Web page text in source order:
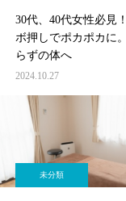
30代、40代女性必見
ボ押しでポカポカに
らずの体へ
2024.10.27
未分類